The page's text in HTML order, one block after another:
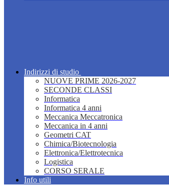
Indirizzi di studio
NUOVE PRIME 2026-2027
SECONDE CLASSI
Informatica
Informatica 4 anni
Meccanica Meccatronica
Meccanica in 4 anni
Geometri CAT
Chimica/Biotecnologia
Elettronica/Elettrotecnica
Logistica
CORSO SERALE
Info utili